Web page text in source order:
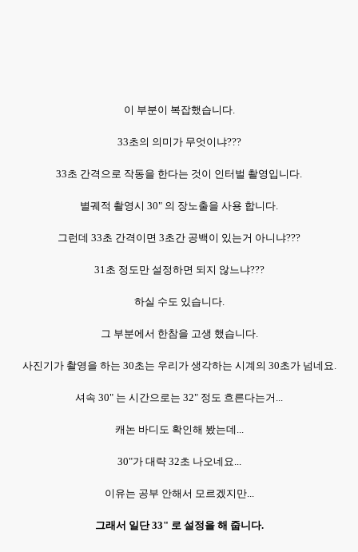
이 부분이 복잡했습니다.
33초의 의미가 무엇이냐???
33초 간격으로 작동을 한다는 것이 인터벌 촬영입니다.
별궤적 촬영시 30" 의 장노출을 사용 합니다.
그런데 33초 간격이면 3초간 공백이 있는거 아니냐???
31초 정도만 설정하면 되지 않느냐???
하실 수도 있습니다.
그 부분에서 한참을 고생 했습니다.
사진기가 촬영을 하는 30초는 우리가 생각하는 시계의 30초가 넘네요.
셔속 30" 는 시간으로는 32" 정도 흐른다는거...
캐논 바디도 확인해 봤는데...
30"가 대략 32초 나오네요...
이유는 공부 안해서 모르겠지만...
그래서 일단 33" 로 설정을 해 줍니다.